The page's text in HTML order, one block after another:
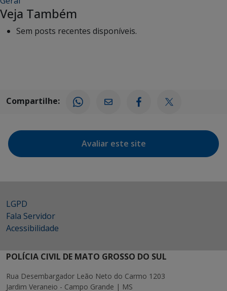
Veja Também
Sem posts recentes disponíveis.
Compartilhe:
Avaliar este site
LGPD
Fala Servidor
Acessibilidade
POLÍCIA CIVIL DE MATO GROSSO DO SUL
Rua Desembargador Leão Neto do Carmo 1203
Jardim Veraneio - Campo Grande | MS